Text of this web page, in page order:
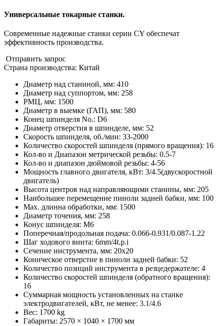
Универсальные токарные станки.
Современные надежные станки серии CY обеспечат
эффективность производства.
Отправить запрос
Страна производства: Китай
Диаметр над станиной, мм: 410
Диаметр над суппортом, мм: 258
РМЦ, мм: 1500
Диаметр в выемке (ГАП), мм: 580
Конец шпинделя No.: D6
Диаметр отверстия в шпинделе, мм: 52
Скорость шпинделя, об./мин: 33-2000
Количество скоростей шпинделя (прямого вращения): 16
Кол-во и Диапазон метрической резьбы: 0.5-7
Кол-во и диапазон дюймовой резьбы: 4-56
Мощность главного двигателя, кВт: 3/4.5(двускоростной
двигатель)
Высота центров над направляющими станины, мм: 205
Наибольшее перемещение пиноли задней бабки, мм: 100
Max. длинна обработки, мм: 1500
Диаметр точения, мм: 258
Конус шпинделя: M6
Поперечная/продольная подача: 0.066-0.931/0.087-1.22
Шаг ходового винта: 6mm/4t.p.i
Сечение инструмента, мм: 20x20
Коническое отверстие в пиноли задней бабки: 52
Количество позиций инструмента в резцедержателе: 4
Количество скоростей шпинделя (обратного вращения):
16
Суммарная мощность установленных на станке
электродвигателей, кВт, не менее: 3.1/4.6
Вес: 1700 kg
Габариты: 2570 × 1040 × 1700 мм